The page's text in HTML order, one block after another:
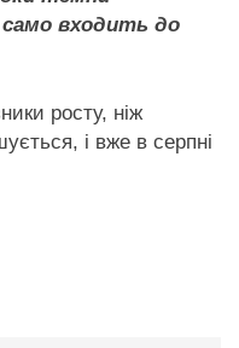
само входить до
росту, ніж
і вже в серпні